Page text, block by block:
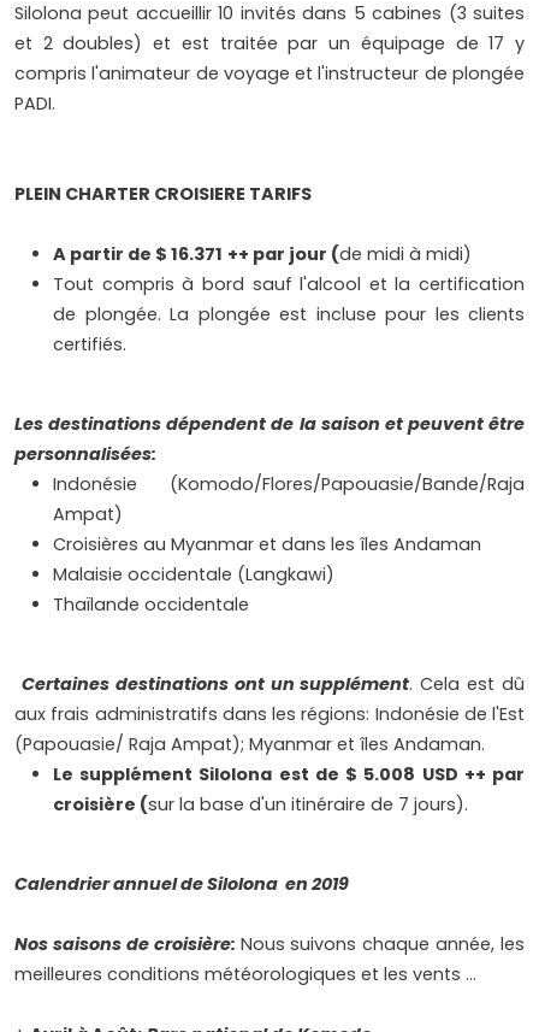
Silolona peut accueillir 10 invités dans 5 cabines (3 suites
et 2 doubles) et est traitée par un équipage de 17 y
compris l'animateur de voyage et l'instructeur de plongée
PADI.
PLEIN CHARTER CROISIERE TARIFS
A partir de $ 16.371 ++ par jour (de midi à midi)
Tout compris à bord sauf l'alcool et la certification
de plongée. La plongée est incluse pour les clients
certifiés.
Les destinations dépendent de la saison et peuvent être
personnalisées:
Indonésie (Komodo/Flores/Papouasie/Bande/Raja
Ampat)
Croisières au Myanmar et dans les îles Andaman
Malaisie occidentale (Langkawi)
Thaïlande occidentale
Certaines destinations ont un supplément. Cela est dû
aux frais administratifs dans les régions: Indonésie de l'Est
(Papouasie/ Raja Ampat); Myanmar et îles Andaman.
Le supplément Silolona est de $ 5.008 USD ++ par
croisière (sur la base d'un itinéraire de 7 jours).
Calendrier annuel de Silolona en 2019
Nos saisons de croisière: Nous suivons chaque année, les
meilleures conditions météorologiques et les vents ...